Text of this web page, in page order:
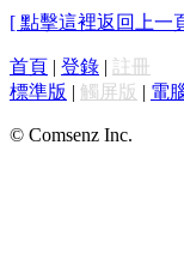
[ 點擊這裡返回上一
首頁 | 登錄 | 註冊
標準版 | 觸屏版 | 電
© Comsenz Inc.